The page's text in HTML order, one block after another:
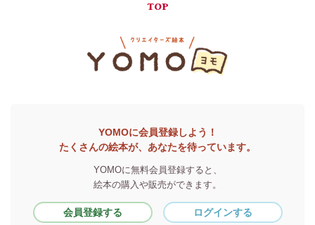
TOP
YOMOに会員登録しよう！
たくさんの絵本が、あなたを待っています。
YOMOに無料会員登録すると、
絵本の購入や販売ができます。
会員登録する ログインする